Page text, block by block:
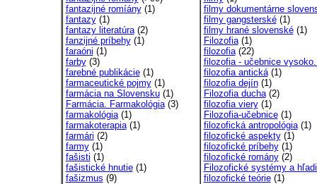
fantazijné romíány(1)
fantazy(1)
fantazy literatúra(2)
fanzijné príbehy(1)
faraóni (1)
farby(3)
farebné publikácie(1)
farmaceutické pojmy(1)
farmácia na Slovensku(1)
Farmácia. Farmakológia(3)
farmakológia(1)
farmakoterapia(1)
farmári (2)
farmy(1)
fašisti (1)
fašistické hnutie(1)
fašizmus (9)
filmy dokumentárne
filmy gangsterské(1)
filmy hrané slovenské(1)
Filozofia(1)
filozofia(22)
filozofia - učebnice
filozofia antická(1)
filozofia dejín(1)
Filozofia ducha(2)
filozofia viery(1)
Filozofia-učebnice(1)
filozofická antropológia(1)
filozofické aspekty(1)
filozofické príbehy(1)
filozofické romány(2)
Filozofické systémy a
filozofické teórie(1)